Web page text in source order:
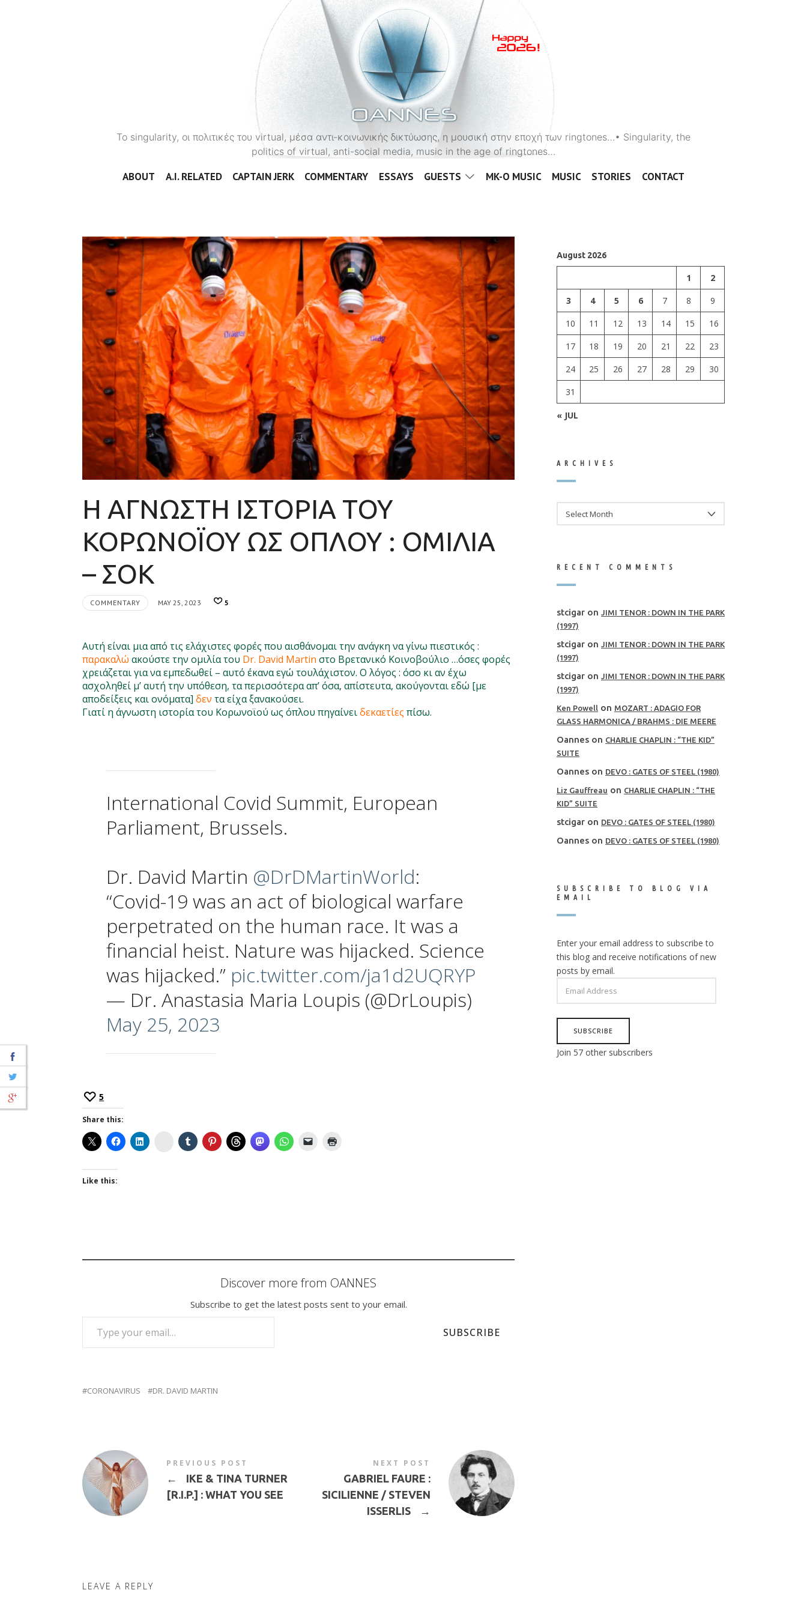
OANNES
To singularity, οι πολιτικές του virtual, μέσα αντι-κοινωνικής δικτύωσης, η μουσική στην εποχή των ringtones…• Singularity, the
politics of virtual, anti-social media, music in the age of ringtones…
ABOUT A.I. RELATED CAPTAIN JERK COMMENTARY ESSAYS GUESTS MK-O MUSIC MUSIC STORIES CONTACT
Η ΑΓΝΩΣΤΗ ΙΣΤΟΡΙΑ ΤΟΥ
ΚΟΡΩΝΟΪΟΥ ΩΣ ΟΠΛΟΥ : ΟΜΙΛΙΑ
– ΣΟΚ
COMMENTARY MAY 25, 2023 5
Αυτή είναι μια από τις ελάχιστες φορές που αισθάνομαι την ανάγκη να γίνω πιεστικός :
παρακαλώ ακούστε την ομιλία του Dr. David Martin στο Βρετανικό Κοινοβούλιο …όσες φορές
χρειάζεται για να εμπεδωθεί – αυτό έκανα εγώ τουλάχιστον. Ο λόγος : όσο κι αν έχω
ασχοληθεί μ’ αυτή την υπόθεση, τα περισσότερα απ’ όσα, απίστευτα, ακούγονται εδώ [με
αποδείξεις και ονόματα] δεν τα είχα ξανακούσει.
Γιατί η άγνωστη ιστορία του Κορωνοϊού ως όπλου πηγαίνειδεκαετίες πίσω.
International Covid Summit, European
Parliament, Brussels.
Dr. David Martin @DrDMartinWorld:
“Covid-19 was an act of biological warfare
perpetrated on the human race. It was a
financial heist. Nature was hijacked. Science
was hijacked.” pic.twitter.com/ja1d2UQRYP
— Dr. Anastasia Maria Loupis (@DrLoupis)
May 25, 2023
5
Share this:
Instagram
Like this:
Discover more from OANNES
Subscribe to get the latest posts sent to your email.
TYPE YOUR EMAIL…
SUBSCRIBE
CORONAVIRUS DR. DAVID MARTIN
PREVIOUS POST
←
IKE & TINA TURNER
[R.I.P.] : WHAT YOU SEE
NEXT POST
GABRIEL FAURE :
SICILIENNE / STEVEN
ISSERLIS
→
LEAVE A REPLY
August 2026
1
2
3
4 5 6 7 8
9
10
11 12 13 14 15
16
17
18 19 20 21 22
23
24
25 26 27 28 29
30
31
« JUL
ARCHIVES
RECENT COMMENTS
stcigar on
JIMI TENOR : DOWN IN THE PARK
(1997)
stcigar on
JIMI TENOR : DOWN IN THE PARK
(1997)
stcigar on
JIMI TENOR : DOWN IN THE PARK
(1997)
Ken Powell on MOZART : ADAGIO FOR
GLASS HARMONICA / BRAHMS : DIE MEERE
Oannes on CHARLIE CHAPLIN : “THE KID”
SUITE
Oannes on DEVO : GATES OF STEEL (1980)
Liz Gauffreau on CHARLIE CHAPLIN : “THE
KID” SUITE
stcigar on DEVO : GATES OF STEEL (1980)
Oannes on DEVO : GATES OF STEEL (1980)
SUBSCRIBE TO BLOG VIA
EMAIL
Enter your email address to subscribe to
this blog and receive notifications of new
posts by email.
ADDRESS
SUBSCRIBE
Join 57 other subscribers